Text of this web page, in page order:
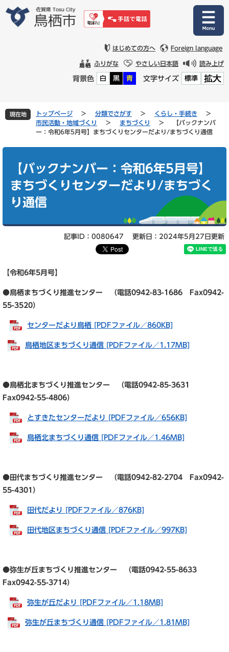
文
はじめての方へ Foreign language
ふりがな やさしい日本語 読み上げ
背景色 白 黒 青 文字サイズ 標準 拡大
現在地 トップページ > 分類でさがす > くらし・手続き
>
市民活動・地域づくり
> まちづくり >
【バックナンバ
ー：令和6年5月号】まちづくりセンターだより/まちづくり通信
【バックナンバー：令和6年5月号】
まちづくりセンターだより/まちづく
り通信
記事ID：0080647 更新日：2024年5月27日更新
【令和6年5月号】
●鳥栖まちづくり推進センター （電話0942-83-1686 Fax0942-
55-3520）
センターだより鳥栖 [PDFファイル／860KB]
鳥栖地区まちづくり通信 [PDFファイル／1.17MB]
●鳥栖北まちづくり推進センター （電話0942-85-3631
Fax0942-55-4806）
とすきたセンターだより [PDFファイル／656KB]
鳥栖北まちづくり通信 [PDFファイル／1.46MB]
●田代まちづくり推進センター （電話0942-82-2704 Fax0942-
55-4301）
田代だより [PDFファイル／876KB]
田代地区まちづくり通信 [PDFファイル／997KB]
●弥生が丘まちづくり推進センター （電話0942-55-8633
Fax0942-55-3714）
弥生が丘だより [PDFファイル／1.18MB]
弥生が丘まちづくり通信 [PDFファイル／1.81MB]